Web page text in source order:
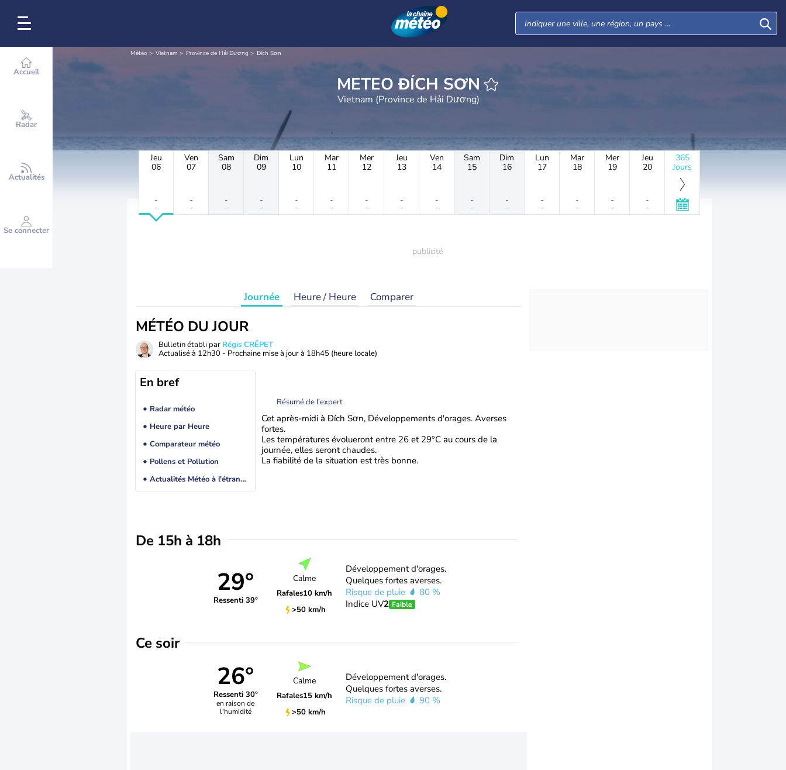
Accueil
Radar
Actualités
Se connecter
Météo Vietnam Province de Hải Dương Đích Sơn
METEO ĐÍCH SƠN
Vietnam (Province de Hải Dương)
Jeu
06
-
-
Ven
07
-
-
Sam
08
-
-
Dim
09
-
-
Lun
10
-
-
Mar
11
-
-
Mer
12
-
-
Jeu
13
-
-
Ven
14
-
-
Sam
15
-
-
Dim
16
-
-
Lun
17
-
-
Mar
18
-
-
Mer
19
-
-
Jeu
20
-
-
365
Jours
Journée Heure / Heure Comparer
MÉTÉO DU JOUR
Bulletin établi par Régis CRÊPET
Actualisé à 12h30 - Prochaine mise à jour à 18h45 (heure locale)
En bref
Radar météo
Heure par Heure
Comparateur météo
Pollens et Pollution
Actualités Météo à l'étranger
Résumé de l’expert
Cet après-midi à Đích Sơn, Développements d'orages. Averses
fortes.
Les températures évolueront entre 26 et 29°C au cours de la
journée, elles seront chaudes.
La fiabilité de la situation est très bonne.
De 15h à 18h
29°
Ressenti 39°
Calme
Rafales10 km/h
>50 km/h
Développement d'orages.
Quelques fortes averses.
Risque de pluie
80 %
Indice UV2 Faible
Ce soir
26°
Ressenti 30°
en raison de
l'humidité
Calme
Rafales15 km/h
>50 km/h
Développement d'orages.
Quelques fortes averses.
Risque de pluie
90 %